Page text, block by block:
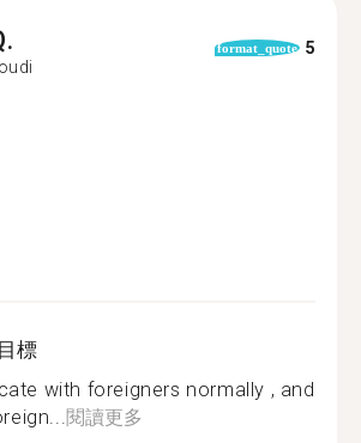
format_quote 5
標
with foreigners normally , and
閱讀更多